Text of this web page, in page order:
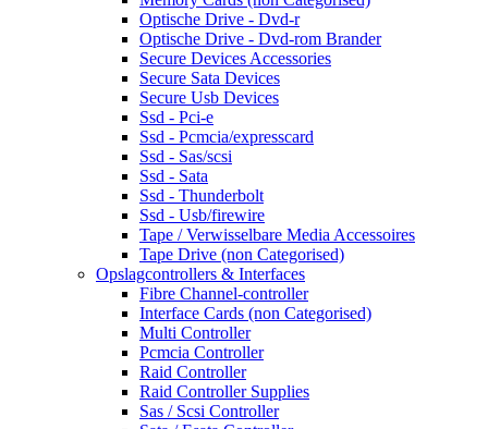
Optische Drive - Dvd-r
Optische Drive - Dvd-rom Brander
Secure Devices Accessories
Secure Sata Devices
Secure Usb Devices
Ssd - Pci-e
Ssd - Pcmcia/expresscard
Ssd - Sas/scsi
Ssd - Sata
Ssd - Thunderbolt
Ssd - Usb/firewire
Tape / Verwisselbare Media Accessoires
Tape Drive (non Categorised)
Opslagcontrollers & Interfaces
Fibre Channel-controller
Interface Cards (non Categorised)
Multi Controller
Pcmcia Controller
Raid Controller
Raid Controller Supplies
Sas / Scsi Controller